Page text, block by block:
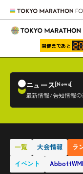
開催まであと
ニュース News
最新情報/告知情報の
一覧 大会情報 ラ
イベント